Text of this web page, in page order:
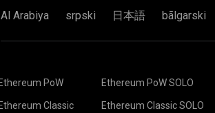
Al Arabiya
srpski 日本語 bãlgarski
Ethereum PoW
Ethereum Classic
Ethereum PoW SOLO
Ethereum Classic SOLO